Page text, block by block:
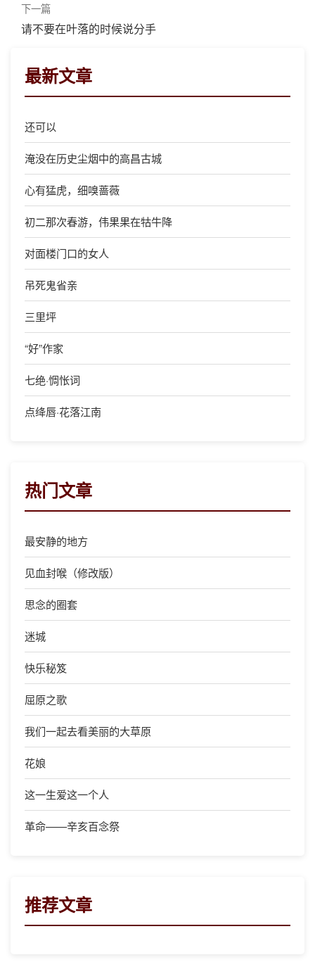
下一篇
请不要在叶落的时候说分手
最新文章
还可以
淹没在历史尘烟中的高昌古城
心有猛虎，细嗅蔷薇
初二那次春游，伟果果在牯牛降
对面楼门口的女人
吊死鬼省亲
三里坪
“好”作家
七绝·惆怅词
点绛唇·花落江南
热门文章
最安静的地方
见血封喉（修改版）
思念的圈套
迷城
快乐秘笈
屈原之歌
我们一起去看美丽的大草原
花娘
这一生爱这一个人
革命——辛亥百念祭
推荐文章